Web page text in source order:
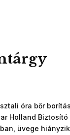
óra bőr
Holland Biztosító
üvege